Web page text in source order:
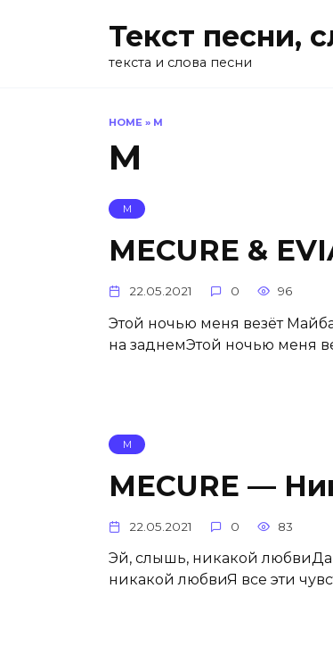
Текст песни,
текста и слова песни
HOME » М
М
М
MECURE &
22.05.2021 0 96
Этой ночью меня везёт
на заднемЭтой ночью меня
М
MECURE —
22.05.2021 0 83
Эй, слышь, никакой любвиДа
никакой любвиЯ все эти